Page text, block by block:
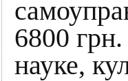
6800
науке,